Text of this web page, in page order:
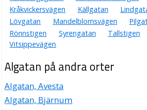
Kråkvickersvägen
Källgatan
Lövgatan
Mandelblomsvägen
Rönnstigen
Syrengatan Tallstigen
Vitsippevägen
Algatan på andra orter
Algatan, Avesta
Algatan, Bjärnum